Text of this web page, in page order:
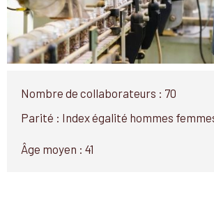
Nombre de collaborateurs : 70
Parité : Index égalité hommes
Âge moyen : 41